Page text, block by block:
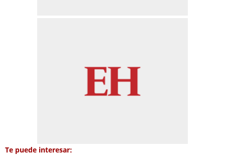
Te puede interesar: